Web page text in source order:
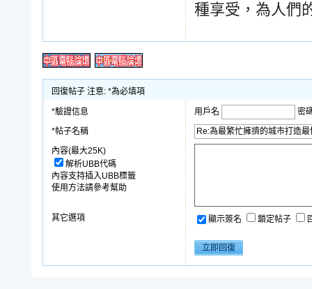
種享受，為人們
回復帖子 注意: *為必填項
*驗證信息 用戶名
密
*帖子名稱
內容(最大25K)
解析UBB代碼
內容支持插入UBB標籤
使用方法請參考幫助
其它選項 顯示簽名 鎖定帖子